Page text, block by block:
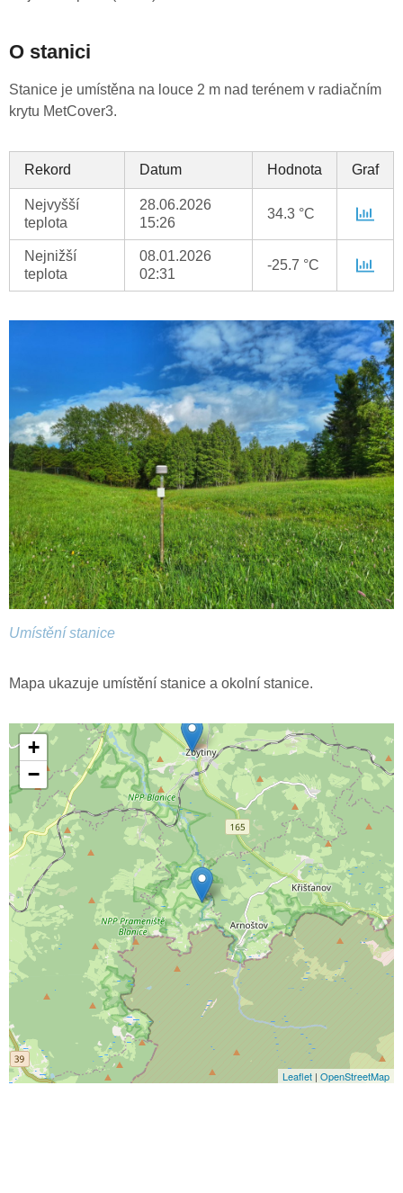
O stanici
Stanice je umístěna na louce 2 m nad terénem v radiačním
krytu MetCover3.
Rekord Datum Hodnota Graf
Nejvyšší
teplota
28.06.2026
15:26
34.3 °C
Nejnižší
teplota
08.01.2026
02:31
-25.7 °C
Umístění stanice
Mapa ukazuje umístění stanice a okolní stanice.
+
−
Leaflet | OpenStreetMap